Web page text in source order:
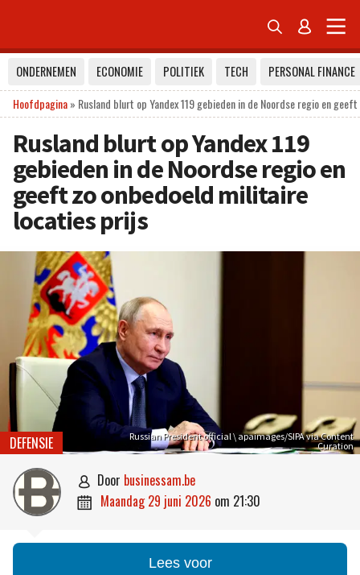
 
ONDERNEMEN ECONOMIE POLITIEK TECH
PERSONAL FINANCE
Hoofdpagina» Rusland blurt op Yandex 119 gebieden in de Noordse regio en
Rusland blurt op Yandex 119
gebieden in de Noordse regio en
geeft zo onbedoeld militaire
locaties prijs
Russian President official \ apaimages/SIPA via Content
Curation
DEFENSIE
 door businessam.be
 maandag 29 juni 2026 om 21:30
Lees voor